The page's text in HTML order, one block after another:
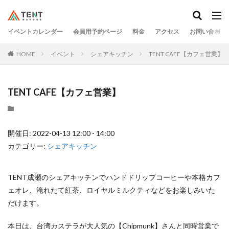
イベントカレンダー 会員用予約ページ 料金 アクセス お問い合わせ
HOME イベント シェアキッチン TENT CAFE【カフェ営業】
TENT CAFE【カフェ営業】
開催日: 2022-04-13 12:00 - 14:00
カテゴリー: シェアキッチン
TENT成瀬のシェアキッチンでハンドドリップコーヒーや本格カフ
ェオレ、淹れたて紅茶、ロイヤルミルクティなどをお楽しみいた
だけます。
本日は、台湾カステラが大人気の【Chipmunk】さんと同時営業で